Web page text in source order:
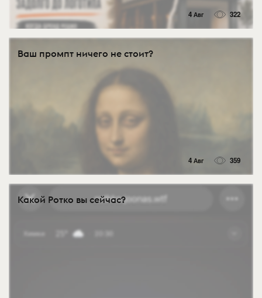
4 Авг 322
Ваш промпт ничего не стоит?
4 Авг 359
Какой Ротко вы сейчас?